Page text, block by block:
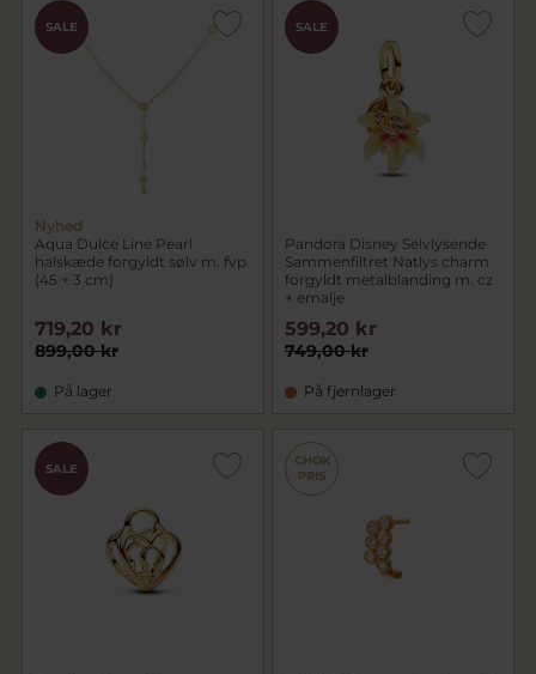
SALE
Nyhed
Aqua Dulce Line Pearl
halskæde forgyldt sølv m. fvp
(45 + 3 cm)
899,00 kr
719,20 kr
På lager
SALE
Pandora Disney Selvlysende
Sammenfiltret Natlys charm
forgyldt metalblanding m. cz
+ emalje
749,00 kr
599,20 kr
På fjernlager
SALE
CHOK
PRIS